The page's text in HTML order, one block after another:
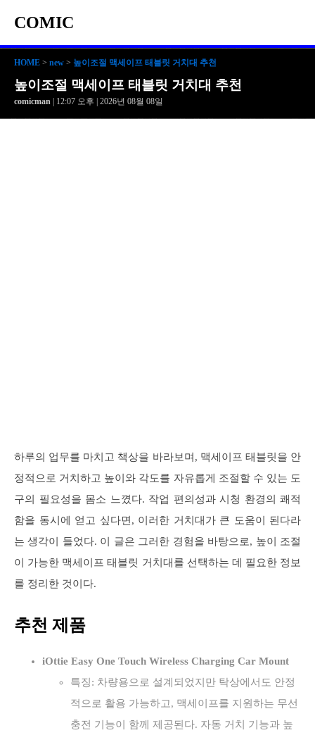
COMIC
HOME > new > 높이조절 맥세이프 태블릿 거치대 추천
높이조절 맥세이프 태블릿 거치대 추천
comicman | 12:07 오후 | 2026년 08월 08일
하루의 업무를 마치고 책상을 바라보며, 맥세이프 태블릿을 안
정적으로 거치하고 높이와 각도를 자유롭게 조절할 수 있는 도
구의 필요성을 몸소 느꼈다. 작업 편의성과 시청 환경의 쾌적
함을 동시에 얻고 싶다면, 이러한 거치대가 큰 도움이 된다라
는 생각이 들었다. 이 글은 그러한 경험을 바탕으로, 높이 조절
이 가능한 맥세이프 태블릿 거치대를 선택하는 데 필요한 정보
를 정리한 것이다.
추천 제품
iOttie Easy One Touch Wireless Charging Car Mount
특징: 차량용으로 설계되었지만 탁상에서도 안정
적으로 활용 가능하고, 맥세이프를 지원하는 무선
충전 기능이 함께 제공된다. 자동 거치 기능과 높